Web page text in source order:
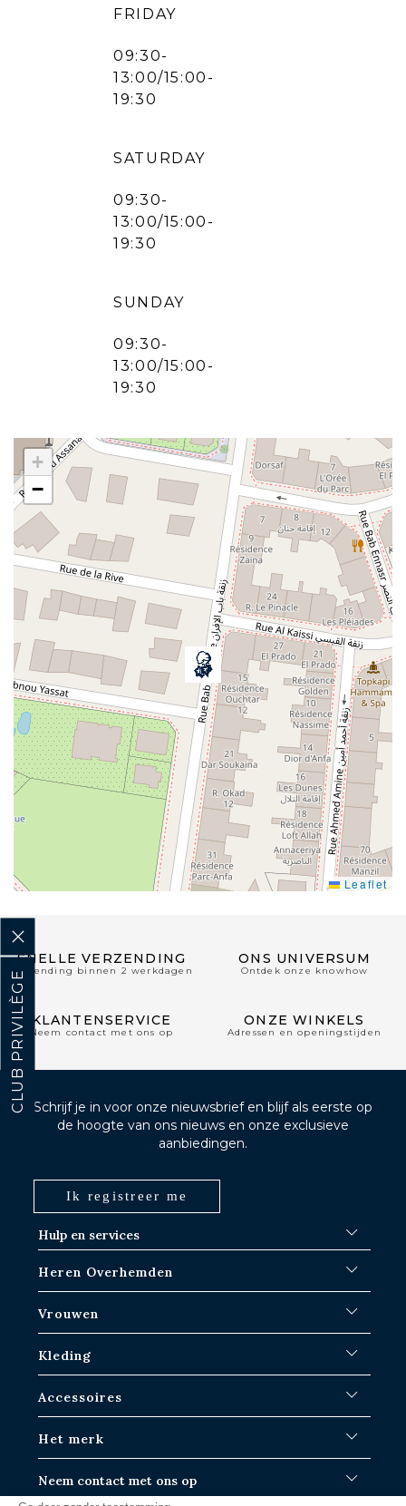
FRIDAY
09:30-
13:00/15:00-
19:30
SATURDAY
09:30-
13:00/15:00-
19:30
SUNDAY
09:30-
13:00/15:00-
19:30
+
−
Leaflet
SNELLE VERZENDING
Verzending binnen 2 werkdagen
ONS UNIVERSUM
Ontdek onze knowhow
KLANTENSERVICE
Neem contact met ons op
ONZE WINKELS
Adressen en openingstijden
Hulp en services
Verzendprocedures
Ruilen in Parijs-IDF winkels
Heren Overhemden
Blauwe overhemden
Geruite overhemden
Korte Mouwen Overhemden
Overhemden met Schotse ruit
Klassiek Pasvorm Overhemden
Vrouwen
Witte overhemden
Oversized Vrouwen Overhemden
Albane
Kleding
Truien & Sweat
Polo's
Korte broek
Accessoires
Ondergoed
Manchetknopen
Het merk
Blog
Neem contact met ons op
Via ons formulier of per telefoon.
Schrijf je in voor onze nieuwsbrief en blijf als eerste op
de hoogte van ons nieuws en onze exclusieve
aanbiedingen.
Ik registreer me
CLUB PRIVILÈGE